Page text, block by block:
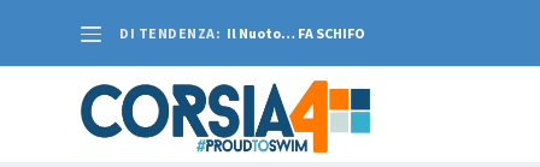
DI TENDENZA: Il Nuoto… FA SCHIFO